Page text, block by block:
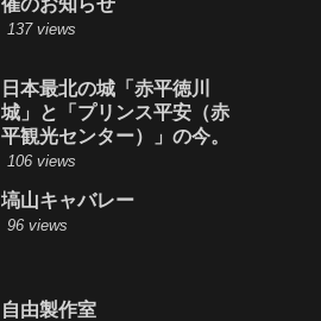
137 views
日本最北の城「赤平徳川
城」と「プリンス平安（赤
平観光センター）」の今。
106 views
塙山キャバレー
96 views
自由製作室